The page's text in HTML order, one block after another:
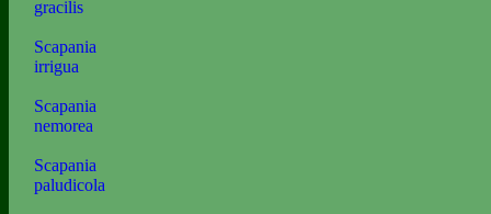
gracilis
Scapania
irrigua
Scapania
nemorea
Scapania
paludicola